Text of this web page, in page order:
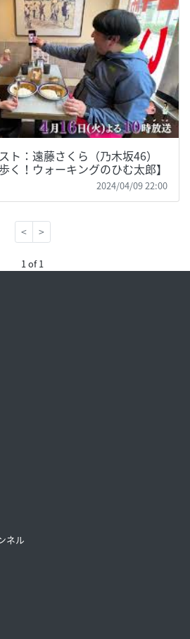
：遠藤さくら（乃木坂46）
く！ウォーキングのひむ太郎】
2024/04/09 22:00
< >
1 of 1
ネル